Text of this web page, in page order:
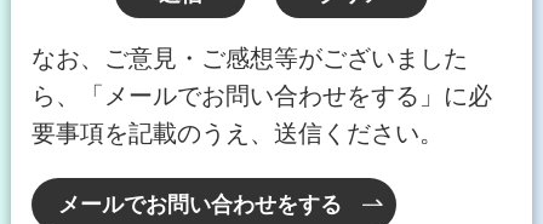
なお、ご意見・ご感想等がございました
ら、「メールでお問い合わせをする」に必
要事項を記載のうえ、送信ください。
メールでお問い合わせをする